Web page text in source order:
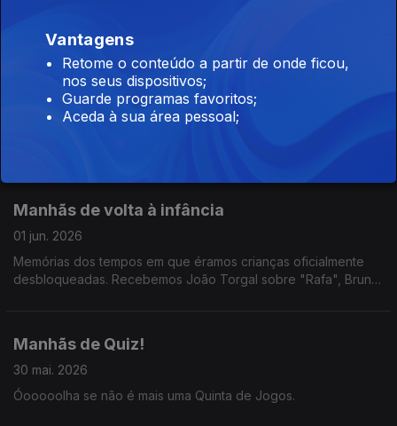
Manhãs sem fila
02 jun. 2026
Imaginem nunca mais haver filas. Em que ocasião escolheriam
Manhãs de volta à infância
01 jun. 2026
Memórias dos tempos em que éramos crianças oficialmente
desbloqueadas. Recebemos João Torgal sobre "Rafa", Bruno
Manhãs de Quiz!
30 mai. 2026
Óooooolha se não é mais uma Quinta de Jogos.
Vantagens
Retome o conteúdo a partir de onde ficou,
nos seus dispositivos;
Guarde programas favoritos;
Aceda à sua área pessoal;